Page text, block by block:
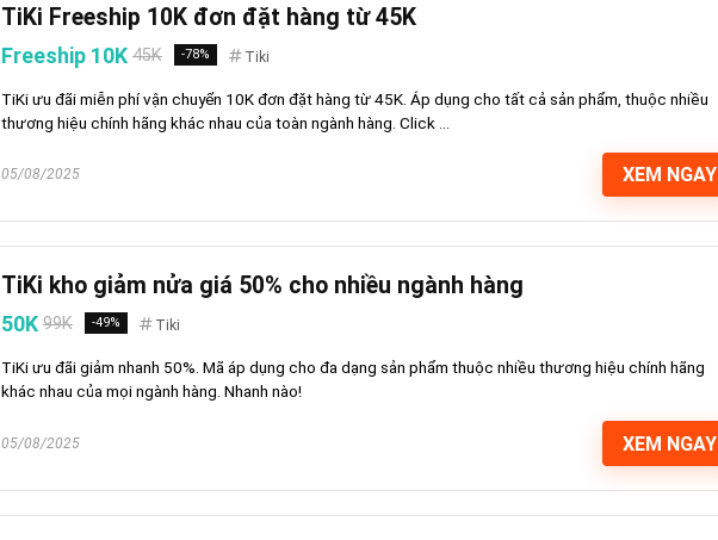
TiKi Freeship 10K đơn đặt hàng từ 45K
Freeship 10K 45K -78% Tiki
TiKi ưu đãi miễn phí vận chuyển 10K đơn đặt hàng từ 45K. Áp dụng cho tất cả sản phẩm, thuộc nhiều
thương hiệu chính hãng khác nhau của toàn ngành hàng. Click ...
05/08/2025 XEM NGAY
TiKi kho giảm nửa giá 50% cho nhiều ngành hàng
50K 99K -49% Tiki
TiKi ưu đãi giảm nhanh 50%. Mã áp dụng cho đa dạng sản phẩm thuộc nhiều thương hiệu chính hãng
khác nhau của mọi ngành hàng. Nhanh nào!
05/08/2025 XEM NGAY